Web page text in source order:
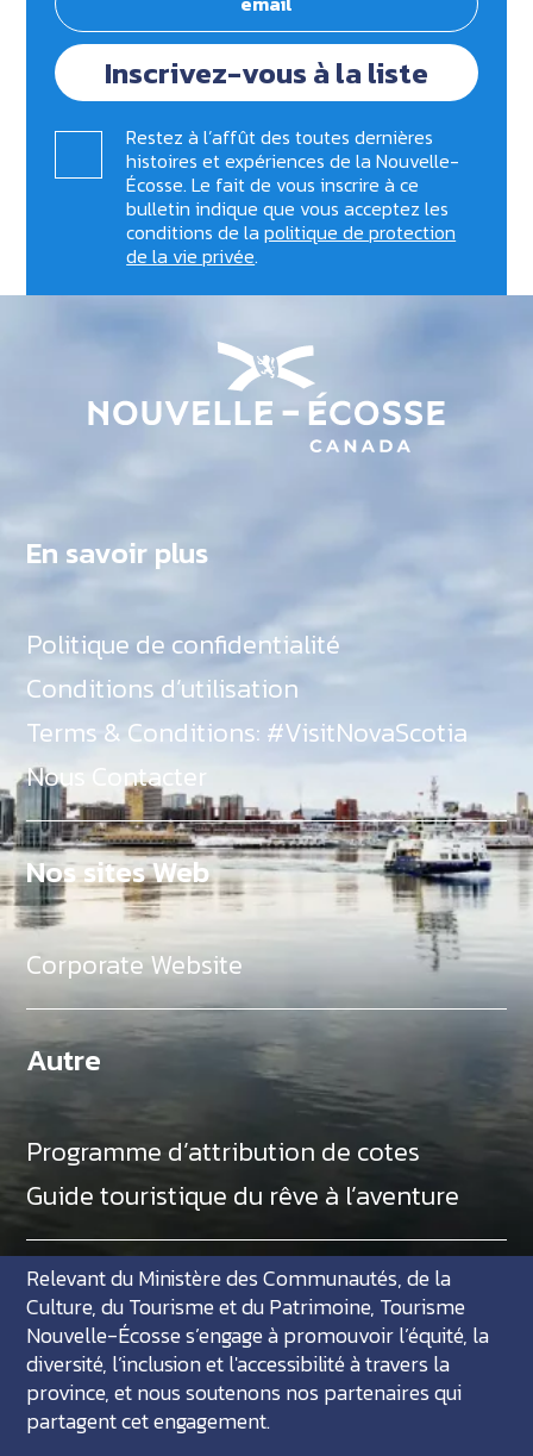
Inscrivez-vous à la liste
Restez à l’affût des toutes dernières
histoires et expériences de la Nouvelle-
Écosse. Le fait de vous inscrire à ce
bulletin indique que vous acceptez les
conditions de lapolitique de protection
de la vie privée.
En savoir plus
Politique de confidentialité
Conditions d’utilisation
Terms & Conditions: #VisitNovaScotia
Nous Contacter
Nos sites Web
Corporate Website
Autre
Programme d’attribution de cotes
Guide touristique du rêve à l’aventure
Relevant du Ministère des Communautés, de la
Culture, du Tourisme et du Patrimoine, Tourisme
Nouvelle-Écosse s’engage à promouvoir l’équité, la
diversité, l’inclusion et l'accessibilité à travers la
province, et nous soutenons nos partenaires qui
partagent cet engagement.